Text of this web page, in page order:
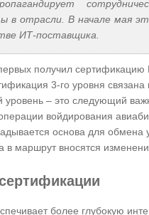
в отрасли. В начале мая
ИТ-поставщика.
получил сертификацию
3-го уровня
– это следующий
войдирования
основа для
в маршрут вносятся
более глубокую